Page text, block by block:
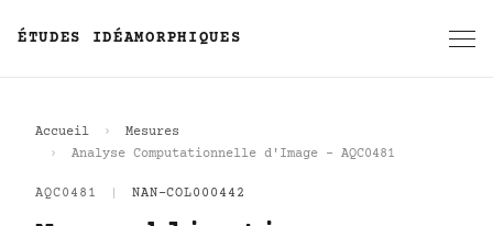
ÉTUDES IDÉAMORPHIQUES
Accueil
Mesures
Analyse Computationnelle d'Image - AQC0481
AQC0481 NAN-COL000442